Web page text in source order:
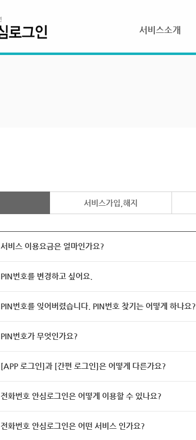
서비스소개
서비스가입,해지
서비스 이용요금은 얼마인가요?
PIN번호를 변경하고 싶어요.
PIN번호를 잊어버렸습니다. PIN번호 찾기는 어떻게 하나요?
PIN번호가 무엇인가요?
[APP 로그인]과 [간편 로그인]은 어떻게 다른가요?
전화번호 안심로그인은 어떻게 이용할 수 있나요?
전화번호 안심로그인은 어떤 서비스 인가요?